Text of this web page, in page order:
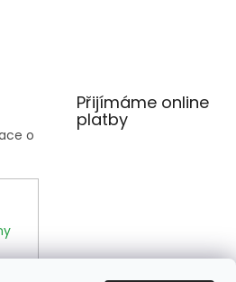
o
Přijímáme online
platby